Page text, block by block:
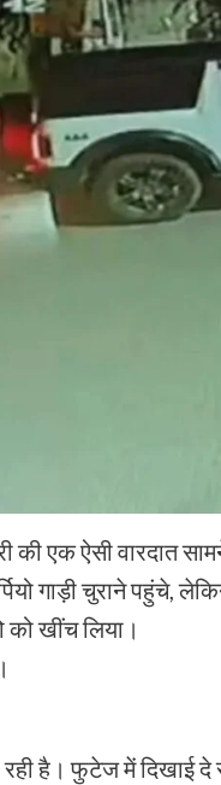
की एक ऐसी वारदात
गाड़ी चुराने पहुंचे,
को खींच लिया।
है। फुटेज में दिखाई